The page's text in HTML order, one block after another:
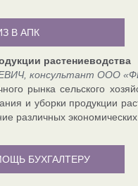
В АПК
растениеводства
консультант ООО
рынка сельского
и уборки продукции
различных
БУХГАЛТЕРУ